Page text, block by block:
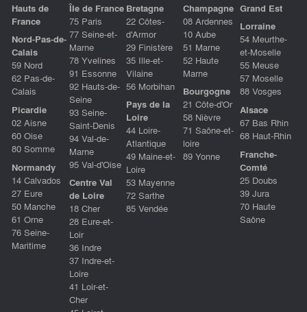
Hauts de
France
Nord-Pas-de-
Calais
59 Nord
62 Pas-de-
Calais
Picardie
02 Aisne
60 Oise
80 Somme
Normandy
14 Calvados
27 Eure
50 Manche
61 Orne
76 Seine-
Maritime
ÎIe de France
75 Paris
77 Seine-et-
Marne
78 Yvelines
91 Essonne
92 Hauts-de-
Seine
93 Seine-
Saint-Denis
94 Val-de-
Marne
95 Val-d'Oise
Centre Val
de Loire
18 Cher
28 Eure-et-
Loir
36 Indre
37 Indre-et-
Loire
41 Loir-et-
Cher
Bretagne
22 Côtes-
d'Armor
29 Finistère
35 Ille-et-
Vilaine
56 Morbihan
Pays de la
Loire
44 Loire-
Atlantique
49 Maine-et-
Loire
53 Mayenne
72 Sarthe
85 Vendée
Champagne
08 Ardennes
10 Aube
51 Marne
52 Haute
Marne
Bourgogne
21 Côte-d'Or
58 Nièvre
71 Saône-et-
loire
89 Yonne
Grand Est
Lorraine
54 Meurthe-
et-Moselle
55 Meuse
57 Moselle
88 Vosges
Alsace
67 Bas Rhin
68 Haut-Rhin
Franche-
Comté
25 Doubs
39 Jura
70 Haute
Saône